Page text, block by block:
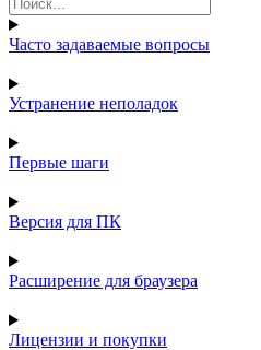
Часто задаваемые вопросы
Устранение неполадок
Первые шаги
Версия для ПК
Расширение для браузера
Лицензии и покупки